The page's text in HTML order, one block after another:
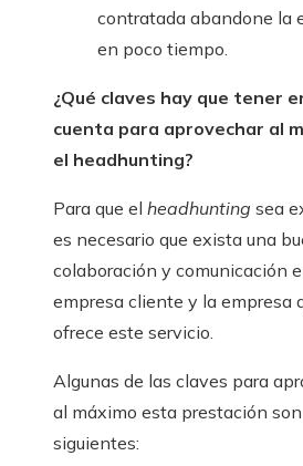
contratada abandone la
en poco tiempo.
¿Qué claves hay que tener
cuenta para aprovechar al
el headhunting?
Para que el headhunting sea
es necesario que exista una
colaboración y comunicación
empresa cliente y la empresa
ofrece este servicio.
Algunas de las claves para
al máximo esta prestación
siguientes: